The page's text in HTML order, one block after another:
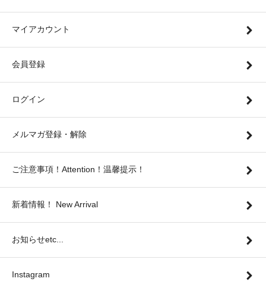
マイアカウント
会員登録
ログイン
メルマガ登録・解除
ご注意事項！Attention！温馨提示！
新着情報！ New Arrival
お知らせetc...
Instagram